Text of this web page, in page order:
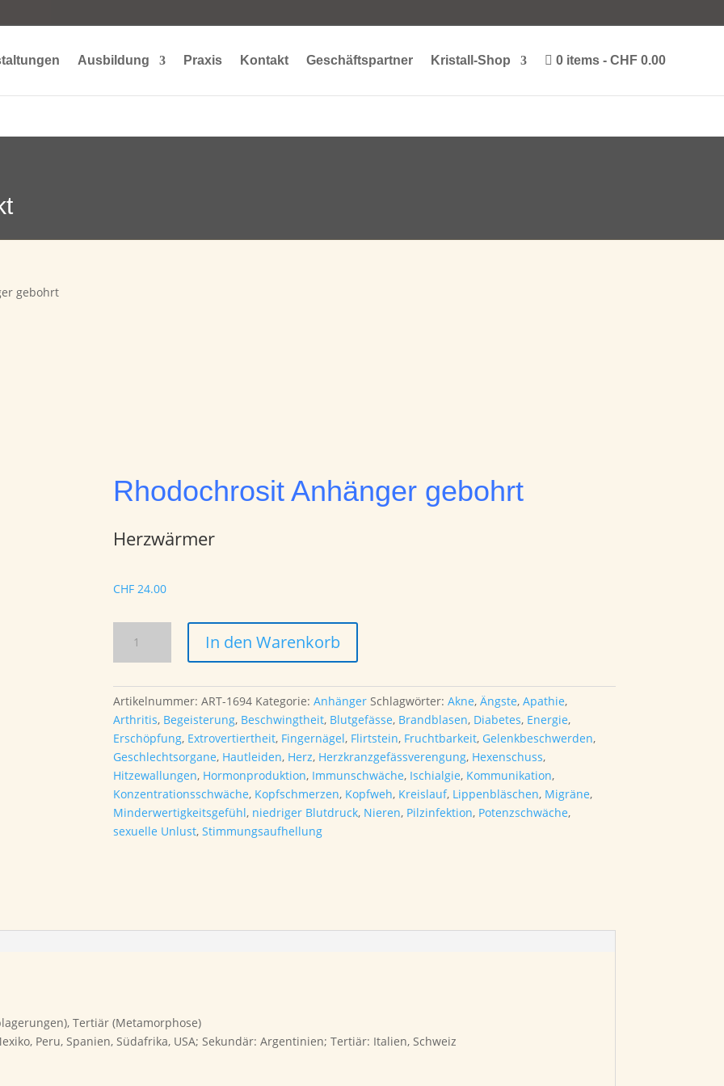
Ausbildung Praxis Kontakt Geschäftspartner Kristall-Shop 0 items CHF 0.00
gebohrt
Rhodochrosit Anhänger gebohrt
Herzwärmer
CHF 24.00
Anhänger
gebohrt
Menge
In den Warenkorb
Artikelnummer:ART-1694 Kategorie:Anhänger Schlagwörter:Akne,Ängste,Apathie,
Arthritis, Begeisterung, Beschwingtheit, Blutgefässe, Brandblasen, Diabetes, Energie,
Erschöpfung, Extrovertiertheit, Fingernägel, Flirtstein, Fruchtbarkeit, Gelenkbeschwerden,
Geschlechtsorgane, Hautleiden, Herz, Herzkranzgefässverengung, Hexenschuss,
Hitzewallungen, Hormonproduktion, Immunschwäche, Ischialgie, Kommunikation,
Konzentrationsschwäche, Kopfschmerzen, Kopfweh, Kreislauf, Lippenbläschen, Migräne,
Minderwertigkeitsgefühl, niedriger Blutdruck, Nieren, Pilzinfektion, Potenzschwäche,
sexuelle Unlust,Stimmungsaufhellung
Tertiär (Metamorphose)
Peru, Spanien, Südafrika, USA; Sekundär: Argentinien; Tertiär: Italien, Schweiz